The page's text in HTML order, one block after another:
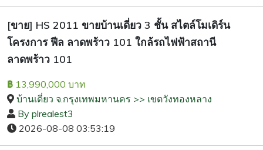
[ขาย] HS 2011 ขายบ้านเดี่ยว 3 ชั้น สไตล์โมเดิร์น
โครงการ ฟีล ลาดพร้าว 101 ใกล้รถไฟฟ้าสถานี
ลาดพร้าว 101
฿ 13,990,000 บาท
บ้านเดี่ยว จ.กรุงเทพมหานคร >> เขตวังทองหลาง
By plrealest3
2026-08-08 03:53:19